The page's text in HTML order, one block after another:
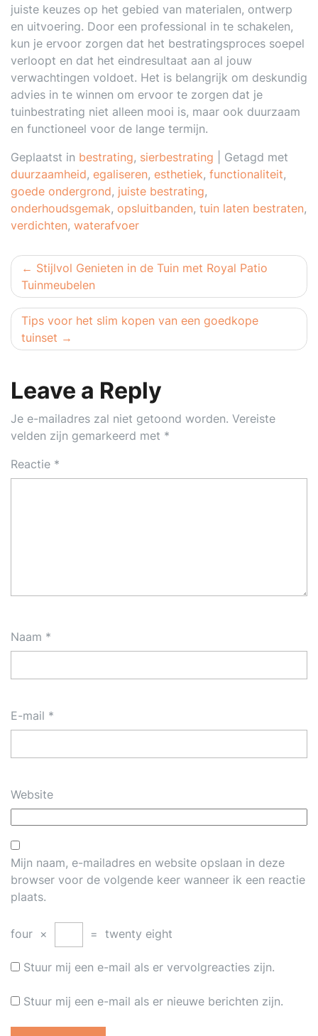
juiste keuzes op het gebied van materialen, ontwerp
en uitvoering. Door een professional in te schakelen,
kun je ervoor zorgen dat het bestratingsproces soepel
verloopt en dat het eindresultaat aan al jouw
verwachtingen voldoet. Het is belangrijk om deskundig
advies in te winnen om ervoor te zorgen dat je
tuinbestrating niet alleen mooi is, maar ook duurzaam
en functioneel voor de lange termijn.
Geplaatst in bestrating, sierbestrating
Getagd met
duurzaamheid, egaliseren, esthetiek, functionaliteit,
goede ondergrond, juiste bestrating,
onderhoudsgemak, opsluitbanden, tuin laten bestraten,
verdichten, waterafvoer
Berichtnavigatie
Stijlvol Genieten in de Tuin met Royal Patio
Tuinmeubelen
Tips voor het slim kopen van een goedkope
tuinset
Leave a Reply
Je e-mailadres zal niet getoond worden. Vereiste
velden zijn gemarkeerd met *
Reactie *
Naam *
E-mail *
Website
Mijn naam, e-mailadres en website opslaan in deze
browser voor de volgende keer wanneer ik een reactie
plaats.
four × = twenty eight
Stuur mij een e-mail als er vervolgreacties zijn.
Stuur mij een e-mail als er nieuwe berichten zijn.